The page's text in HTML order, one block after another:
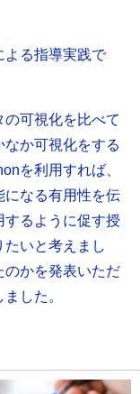
よる指導実践で
可視化を比べて
か可視化をする
を利用すれば、
になる有用性を伝
するように促す授
いと考えまし
のかを発表いただ
した。